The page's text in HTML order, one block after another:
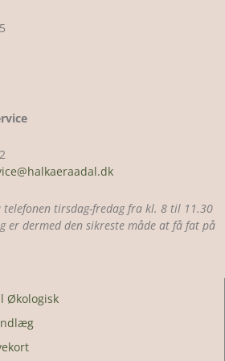
tirsdag-fredag fra kl. 8 til 11.30
er dermed den sikreste måde at få fat på
Økologisk